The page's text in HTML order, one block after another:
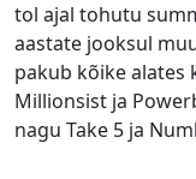
tol ajal tohutu
aastate jooksul
pakub kõike alates
Millionsist ja
nagu Take 5 ja